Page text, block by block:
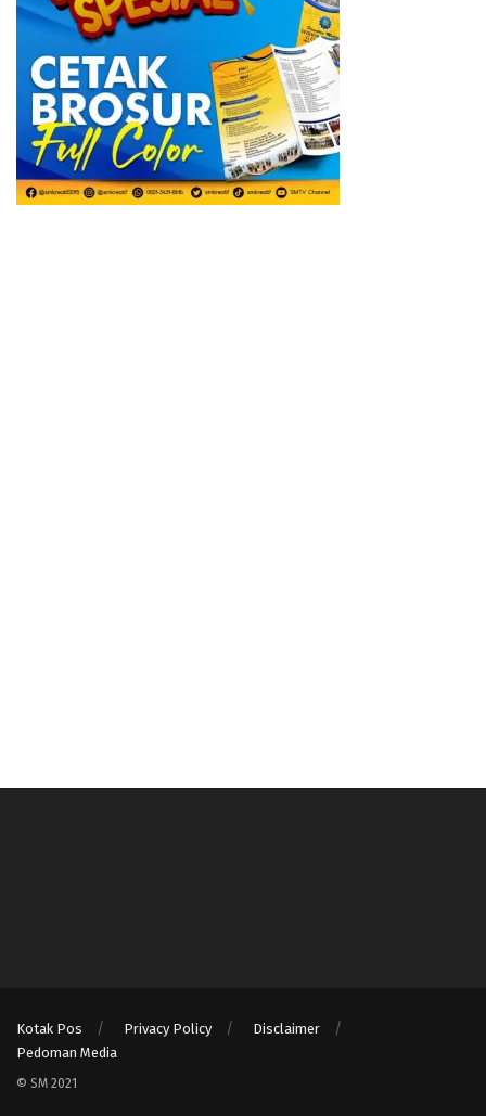
Kotak Pos Privacy Policy
Disclaimer
Pedoman Media
© SM 2021